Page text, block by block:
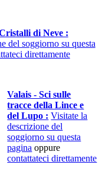
di Neve :
del soggiorno su questa
direttamente
Valais - Sci sulle
tracce della Lince e
del Lupo : Visitate la
descrizione del
soggiorno su questa
pagina oppure
contattateci direttamente